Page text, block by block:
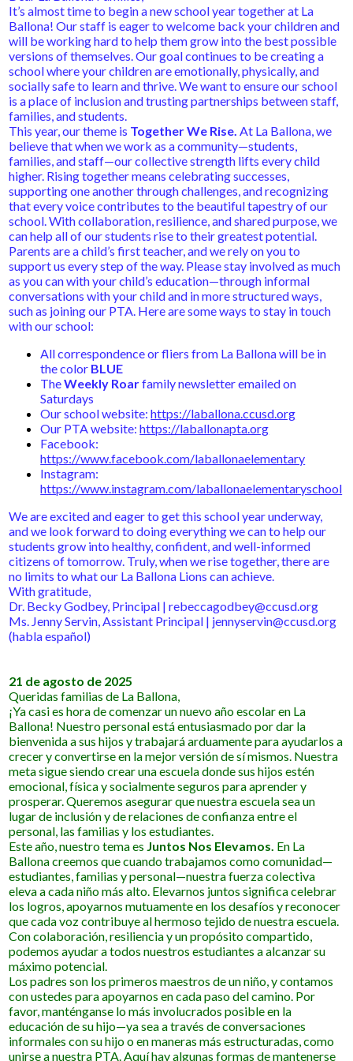
It’s almost time to begin a new school year together at La
Ballona! Our staff is eager to welcome back your children and
will be working hard to help them grow into the best possible
versions of themselves. Our goal continues to be creating a
school where your children are emotionally, physically, and
socially safe to learn and thrive. We want to ensure our school
is a place of inclusion and trusting partnerships between staff,
families, and students.
This year, our theme is Together We Rise. At La Ballona, we
believe that when we work as a community—students,
families, and staff—our collective strength lifts every child
higher. Rising together means celebrating successes,
supporting one another through challenges, and recognizing
that every voice contributes to the beautiful tapestry of our
school. With collaboration, resilience, and shared purpose, we
can help all of our students rise to their greatest potential.
Parents are a child’s first teacher, and we rely on you to
support us every step of the way. Please stay involved as much
as you can with your child’s education—through informal
conversations with your child and in more structured ways,
such as joining our PTA. Here are some ways to stay in touch
with our school:
All correspondence or fliers from La Ballona will be in
the color BLUE
TheWeekly Roarfamily newsletter emailed on
Saturdays
Our school website:https://laballona.ccusd.org
Our PTA website:https://laballonapta.org
Facebook:
https://www.facebook.com/laballonaelementary
Instagram:
https://www.instagram.com/laballonaelementaryschool
We are excited and eager to get this school year underway,
and we look forward to doing everything we can to help our
students grow into healthy, confident, and well-informed
citizens of tomorrow. Truly, when we rise together, there are
no limits to what our La Ballona Lions can achieve.
With gratitude,
Dr. Becky Godbey, Principal |rebeccagodbey@ccusd.org
Ms. Jenny Servin, Assistant Principal | jennyservin@ccusd.org
(habla español)
21 de agosto de 2025
Queridas familias de La Ballona,
¡Ya casi es hora de comenzar un nuevo año escolar en La
Ballona! Nuestro personal está entusiasmado por dar la
bienvenida a sus hijos y trabajará arduamente para ayudarlos a
crecer y convertirse en la mejor versión de sí mismos. Nuestra
meta sigue siendo crear una escuela donde sus hijos estén
emocional, física y socialmente seguros para aprender y
prosperar. Queremos asegurar que nuestra escuela sea un
lugar de inclusión y de relaciones de confianza entre el
personal, las familias y los estudiantes.
Este año, nuestro tema es Juntos Nos Elevamos. En La
Ballona creemos que cuando trabajamos como comunidad—
estudiantes, familias y personal—nuestra fuerza colectiva
eleva a cada niño más alto. Elevarnos juntos significa celebrar
los logros, apoyarnos mutuamente en los desafíos y reconocer
que cada voz contribuye al hermoso tejido de nuestra escuela.
Con colaboración, resiliencia y un propósito compartido,
podemos ayudar a todos nuestros estudiantes a alcanzar su
máximo potencial.
Los padres son los primeros maestros de un niño, y contamos
con ustedes para apoyarnos en cada paso del camino. Por
favor, manténganse lo más involucrados posible en la
educación de su hijo—ya sea a través de conversaciones
informales con su hijo o en maneras más estructuradas, como
unirse a nuestra PTA. Aquí hay algunas formas de mantenerse